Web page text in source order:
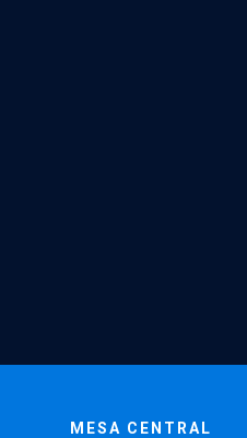
MESA CENTRAL